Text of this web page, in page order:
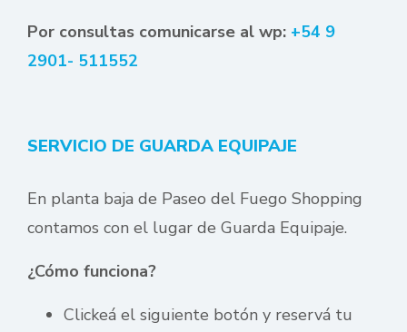
Por consultas comunicarse al wp: +54 9
2901- 511552
SERVICIO DE GUARDA EQUIPAJE
En planta baja de Paseo del Fuego Shopping
contamos con el lugar de Guarda Equipaje.
¿Cómo funciona?
Clickeá el siguiente botón y reservá tu